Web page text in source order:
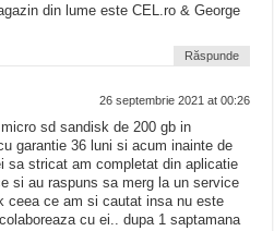
din lume este CEL.ro & George
Răspunde
26 septembrie 2021 at 00:26
sd sandisk de 200 gb in
garantie 36 luni si acum inainte de
sa stricat am completat din aplicatie
si au raspuns sa merg la un service
ceea ce am si cautat insa nu este
cu ei.. dupa 1 saptamana